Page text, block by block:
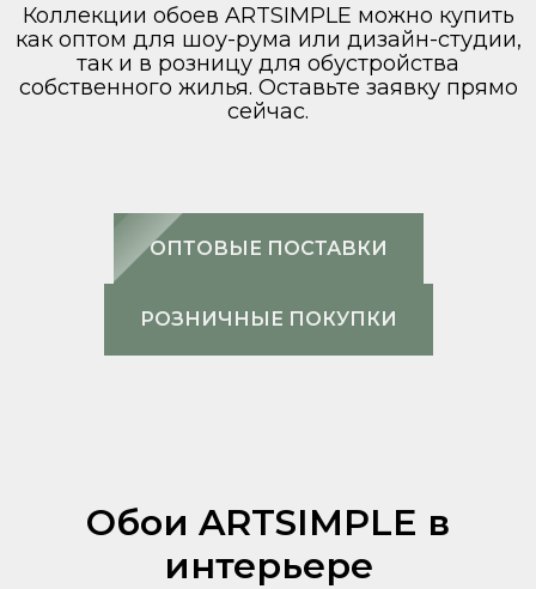
Коллекции обоев ARTSIMPLE можно купить
как оптом для шоу-рума или дизайн-студии,
так и в розницу для обустройства
собственного жилья. Оставьте заявку прямо
сейчас.
ОПТОВЫЕ ПОСТАВКИ
РОЗНИЧНЫЕ ПОКУПКИ
Обои ARTSIMPLE в
интерьере